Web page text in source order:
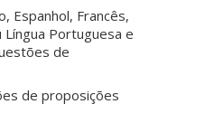
Espanhol, Francês,
Portuguesa e
de
de proposições